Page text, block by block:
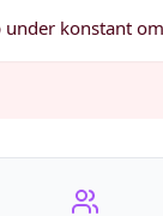
konstant